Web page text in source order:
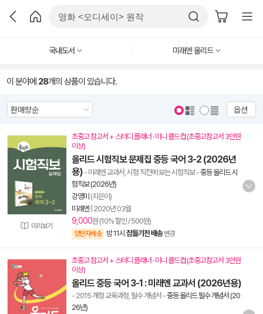
국내도서 미래엔 올리드
이 분야에 28개의 상품이 있습니다.
옵션
미리보기
초중고 참고서 + 스터디 플래너 · 미니 콜드컵 (초중고참고서 3만원
이상)
올리드 시험직보 문제집 중등 국어 3-2 (2026년
용) - 미래엔 교과서, 시험 직전에 보는 시험직보-중등 올리드 시
험직보 (2026년)
강영미 (지은이)
미래엔 2020년 03월
9,000원 (10% 할인 / 500원)
양탄자배송 밤 11시 잠들기전 배송 변경
초중고 참고서 + 스터디 플래너 · 미니 콜드컵 (초중고참고서 3만원
이상)
올리드 중등 국어 3-1 : 미래엔 교과서 (2026년용)
- 2015 개정 교육과정, 필수 개념서 -중등 올리드 필수 개념서 (20
26년)